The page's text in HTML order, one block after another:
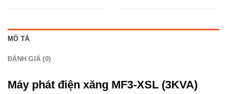
MÔ TẢ
ĐÁNH GIÁ (0)
Máy phát điện xăng MF3-XSL (3KVA)